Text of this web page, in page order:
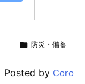
 防災・備蓄
Posted by Coro